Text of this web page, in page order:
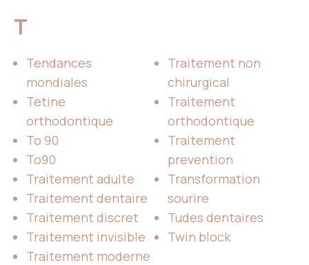
T
Tendances
mondiales
Tetine
orthodontique
To 90
To90
Traitement adulte
Traitement dentaire
Traitement discret
Traitement invisible
Traitement moderne
Traitement non
chirurgical
Traitement
orthodontique
Traitement
prevention
Transformation
sourire
Tudes dentaires
Twin block